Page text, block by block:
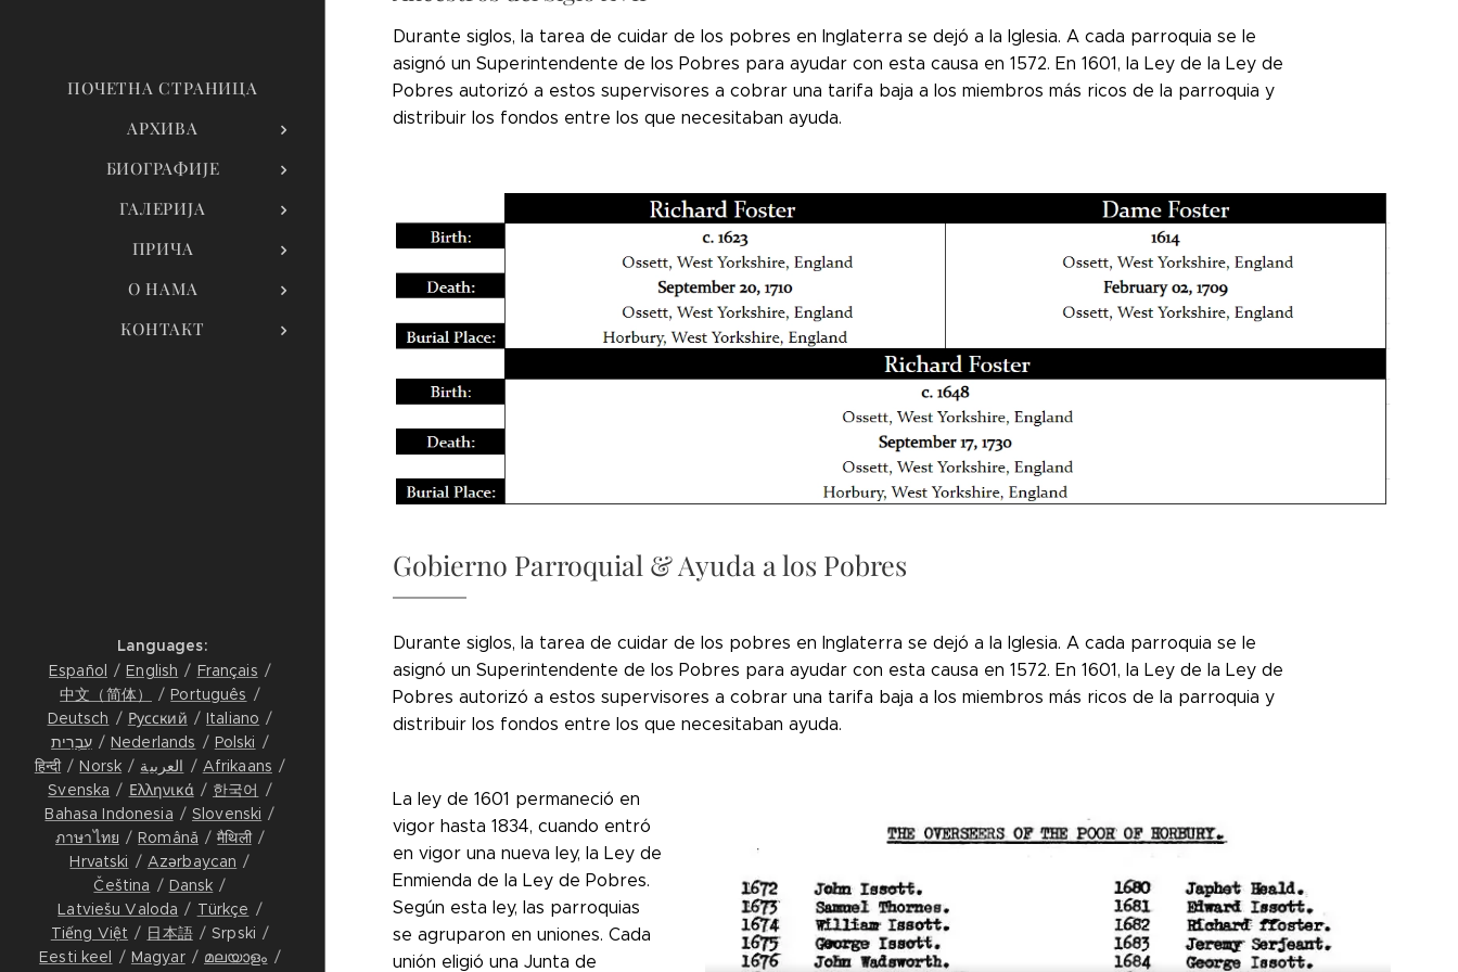
ПОЧЕТНА СТРАНИЦА
АРХИВА
БИОГРАФИЈЕ
ГАЛЕРИЈА
ПРИЧА
О НАМА
КОНТАКТ
Durante siglos, la tarea de cuidar de los pobres en Inglaterra se dejó a la Iglesia. A cada parroquia se le
asignó un Superintendente de los Pobres para ayudar con esta causa en 1572. En 1601, la Ley de la Ley de
Pobres autorizó a estos supervisores a cobrar una tarifa baja a los miembros más ricos de la parroquia y
distribuir los fondos entre los que necesitaban ayuda.
Gobierno Parroquial & Ayuda a los Pobres
Durante siglos, la tarea de cuidar de los pobres en Inglaterra se dejó a la Iglesia. A cada parroquia se le
asignó un Superintendente de los Pobres para ayudar con esta causa en 1572. En 1601, la Ley de la Ley de
Pobres autorizó a estos supervisores a cobrar una tarifa baja a los miembros más ricos de la parroquia y
distribuir los fondos entre los que necesitaban ayuda.
La ley de 1601 permaneció en
vigor hasta 1834, cuando entró
en vigor una nueva ley, la Ley de
Enmienda de la Ley de Pobres.
Según esta ley, las parroquias
se agruparon en uniones. Cada
unión eligió una Junta de
Languages
Español
English
Français
中文（简体）
Português
Deutsch
Русский
Italiano
עִבְרִית
Nederlands
Polski
हिन्दी
Norsk العربية
Afrikaans
Svenska
Ελληνικά
한국어
Bahasa Indonesia
Slovenski
ภาษาไทย
Română
मैथिली
Hrvatski
Azərbaycan
Čeština
Dansk
Latviešu Valoda
Türkçe
Tiếng Việt
日本語
Srpski
Eesti keel
Magyar
മലയാളം